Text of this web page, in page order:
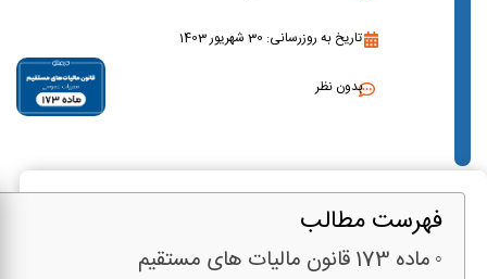
تاریخ به روزرسانی: 30 شهریور 1403
بدون نظر
فهرست مطالب
ماده 173 قانون مالیات های مستقیم